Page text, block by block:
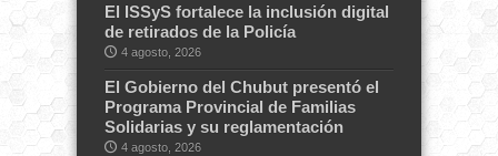
El ISSyS fortalece la inclusión digital
de retirados de la Policía
4 agosto, 2026
El Gobierno del Chubut presentó el
Programa Provincial de Familias
Solidarias y su reglamentación
4 agosto, 2026